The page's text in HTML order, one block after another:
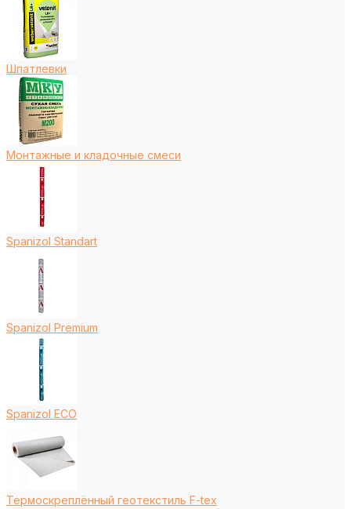
Шпатлевки
Монтажные и кладочные смеси
Spanizol Standart
Spanizol Premium
Spanizol ECO
Термоскреплённый геотекстиль F-tex